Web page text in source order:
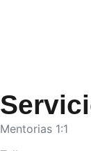
Mentorias 1:1